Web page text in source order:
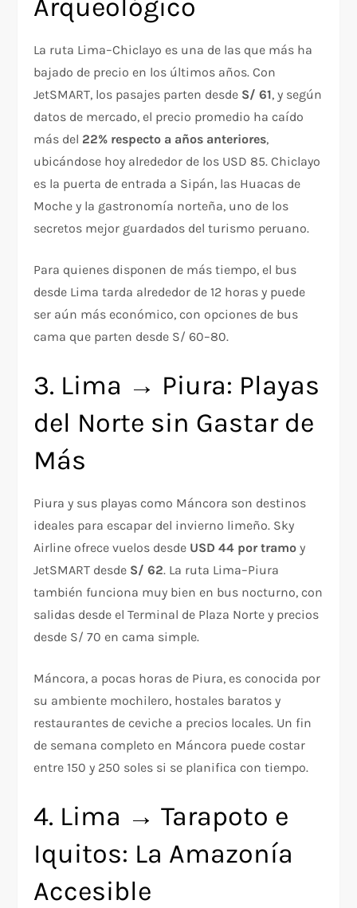
Arqueológico
La ruta Lima–Chiclayo es una de las que más ha
bajado de precio en los últimos años. Con
JetSMART, los pasajes parten desde S/ 61, y según
datos de mercado, el precio promedio ha caído
más del 22% respecto a años anteriores,
ubicándose hoy alrededor de los USD 85. Chiclayo
es la puerta de entrada a Sipán, las Huacas de
Moche y la gastronomía norteña, uno de los
secretos mejor guardados del turismo peruano.
Para quienes disponen de más tiempo, el bus
desde Lima tarda alrededor de 12 horas y puede
ser aún más económico, con opciones de bus
cama que parten desde S/ 60–80.
3. Lima → Piura: Playas
del Norte sin Gastar de
Más
Piura y sus playas como Máncora son destinos
ideales para escapar del invierno limeño. Sky
Airline ofrece vuelos desde USD 44 por tramo y
JetSMART desde S/ 62. La ruta Lima–Piura
también funciona muy bien en bus nocturno, con
salidas desde el Terminal de Plaza Norte y precios
desde S/ 70 en cama simple.
Máncora, a pocas horas de Piura, es conocida por
su ambiente mochilero, hostales baratos y
restaurantes de ceviche a precios locales. Un fin
de semana completo en Máncora puede costar
entre 150 y 250 soles si se planifica con tiempo.
4. Lima → Tarapoto e
Iquitos: La Amazonía
Accesible